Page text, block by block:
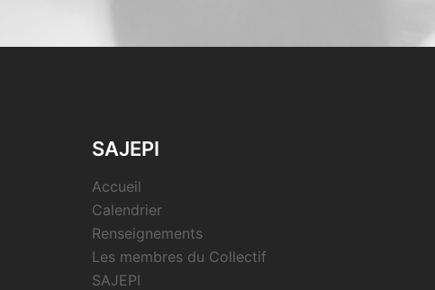
SAJEPI
Accueil
Calendrier
Renseignements
Les membres du Collectif
SAJEPI